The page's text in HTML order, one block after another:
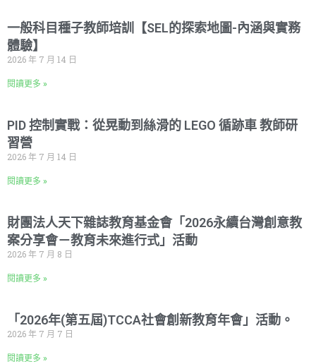
一般科目種子教師培訓【SEL的探索地圖-內涵與實務
體驗】
2026 年 7 月 14 日
閱讀更多 »
PID 控制實戰：從晃動到絲滑的 LEGO 循跡車 教師研
習營
2026 年 7 月 14 日
閱讀更多 »
財團法人天下雜誌教育基金會「2026永續台灣創意教
案分享會－教育未來進行式」活動
2026 年 7 月 8 日
閱讀更多 »
「2026年(第五屆)TCCA社會創新教育年會」活動。
2026 年 7 月 7 日
閱讀更多 »